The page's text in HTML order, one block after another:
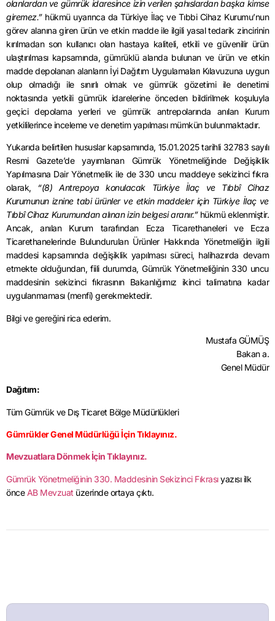
olanlardan ve gümrük idaresince izin verilen şahıslardan başka kimse
giremez.” hükmü uyarınca da Türkiye İlaç ve Tıbbi Cihaz Kurumu’nun
görev alanına giren ürün ve etkin madde ile ilgili yasal tedarik zincirinin
kırılmadan son kullanıcı olan hastaya kaliteli, etkili ve güvenilir ürün
ulaştırılması kapsamında, gümrüklü alanda bulunan ve ürün ve etkin
madde depolanan alanların İyi Dağıtım Uygulamaları Kılavuzuna uygun
olup olmadığı ile sınırlı olmak ve gümrük gözetimi ile denetimi
noktasında yetkili gümrük idarelerine önceden bildirilmek koşuluyla
geçici depolama yerleri ve gümrük antrepolarında anılan Kurum
yetkililerince inceleme ve denetim yapılması mümkün bulunmaktadır.
Yukarıda belirtilen hususlar kapsamında, 15.01.2025 tarihli 32783 sayılı
Resmi Gazete’de yayımlanan Gümrük Yönetmeliğinde Değişiklik
Yapılmasına Dair Yönetmelik ile de 330 uncu maddeye sekizinci fıkra
olarak, “(8) Antrepoya konulacak Türkiye İlaç ve Tıbbî Cihaz
Kurumunun iznine tabi ürünler ve etkin maddeler için Türkiye İlaç ve
Tıbbî Cihaz Kurumundan alınan izin belgesi aranır.”hükmü eklenmiştir.
Ancak, anılan Kurum tarafından Ecza Ticarethaneleri ve Ecza
Ticarethanelerinde Bulundurulan Ürünler Hakkında Yönetmeliğin ilgili
maddesi kapsamında değişiklik yapılması süreci, halihazırda devam
etmekte olduğundan, fiili durumda, Gümrük Yönetmeliğinin 330 uncu
maddesinin sekizinci fıkrasının Bakanlığımız ikinci talimatına kadar
uygulanmaması (menfi) gerekmektedir.
Bilgi ve gereğini rica ederim.
Mustafa GÜMÜŞ
Bakan a.
Genel Müdür
Dağıtım:
Tüm Gümrük ve Dış Ticaret Bölge Müdürlükleri
Gümrükler Genel Müdürlüğü İçin Tıklayınız.
Mevzuatlara Dönmek İçin Tıklayınız.
Gümrük Yönetmeliğinin 330. Maddesinin Sekizinci Fıkrasıyazısı ilk
önce AB Mevzuat üzerinde ortaya çıktı.